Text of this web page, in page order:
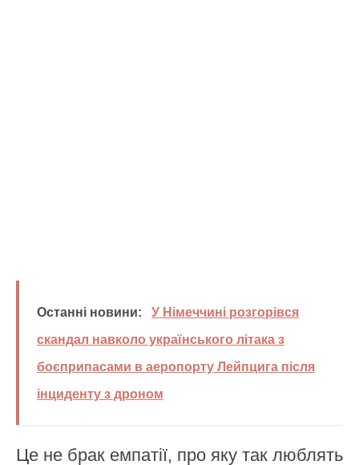
Останні новини:
У Німеччині розгорівся
скандал навколо українського літака з
боєприпасами в аеропорту Лейпцига після
інциденту з дроном
Це не брак емпатії, про яку так люблять